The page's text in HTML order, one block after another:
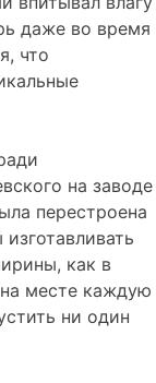
даже во время
что
на заводе
перестроена
как в
месте каждую
ни один